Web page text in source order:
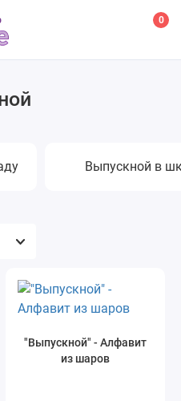
0
Выпускной в
"Выпускной" - Алфавит
из шаров